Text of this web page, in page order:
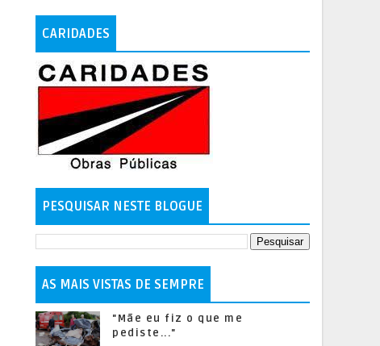
CARIDADES
PESQUISAR NESTE BLOGUE
AS MAIS VISTAS DE SEMPRE
"Mãe eu fiz o que me
pediste..."